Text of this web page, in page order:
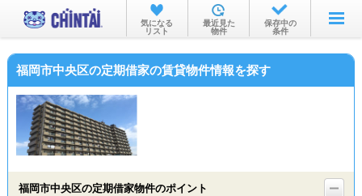
お部屋を探す
沿線・駅から
物件特集から
気になる
リスト
最近見た
物件
保存中の
条件
福岡市中央区の定期借家の賃貸物件情報を探す
福岡市中央区の定期借家物件のポイント